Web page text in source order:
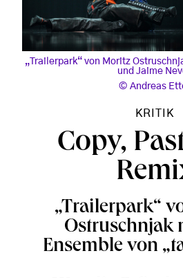
„Trailerpark“ von Moritz
und Jaime
Andreas
KRITIK
Copy,
„Trailerpark“
Ostruschnjak
Ensemble von